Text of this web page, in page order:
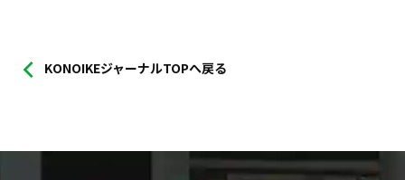
KONOIKEジャーナルTOPへ戻る